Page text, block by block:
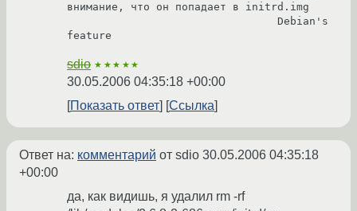
внимание, что он попадает в initrd.img
feature
sdio ★★★★★
30.05.2006 04:35:18 +00:00
Показать ответ
Ссылка
Ответ на: комментарий от sdio 30.05.2006 04:35:18
+00:00
да, как видишь, я удалил rm -rf